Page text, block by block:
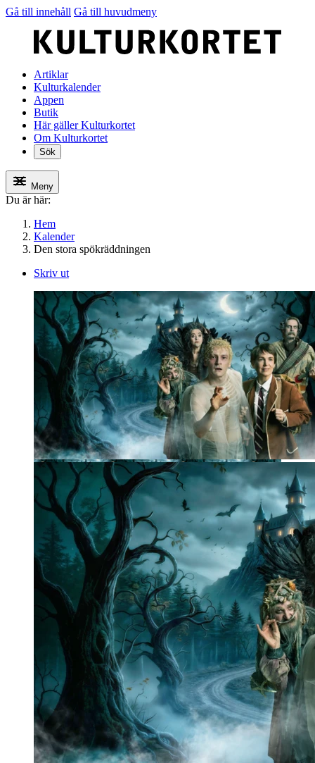
Gå till innehåll Gå till huvudmeny
Artiklar
Kulturkalender
Appen
Butik
Här gäller Kulturkortet
Om Kulturkortet
Sök
Meny
Du är här:
Hem
Kalender
Den stora spökräddningen
Skriv ut